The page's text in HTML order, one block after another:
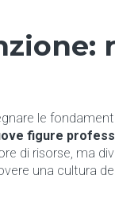
le
figure
di risorse, ma
una cultura